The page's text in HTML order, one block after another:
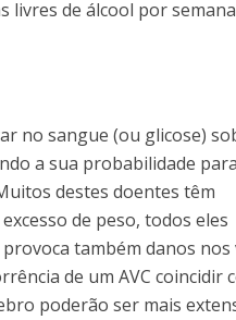
livres de álcool por
no sangue (ou glicose)
a sua probabilidade
destes doentes têm
de peso, todos eles
também danos nos
de um AVC coincidir
poderão ser mais